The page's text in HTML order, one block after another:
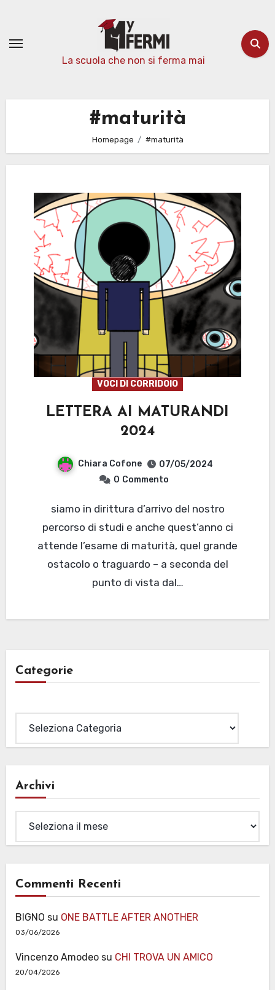
contenuto
La scuola che non si ferma mai
#maturità
Homepage #maturità
VOCI DI CORRIDOIO
LETTERA AI MATURANDI
2024
Chiara Cofone
07/05/2024
0 Commento
siamo in dirittura d’arrivo del nostro
percorso di studi e anche quest’anno ci
attende l’esame di maturità, quel grande
ostacolo o traguardo – a seconda del
punto di vista dal…
Categorie
Archivi
Commenti Recenti
BIGNO su ONE BATTLE AFTER ANOTHER
03/06/2026
Vincenzo Amodeosu CHI TROVA UN AMICO
20/04/2026